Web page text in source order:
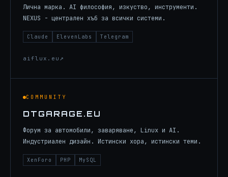
Лична марка. AI философия, изкуство, инструменти.
NEXUS - централен хъб за всички системи.
Claude ElevenLabs Telegram
aiflux.eu
COMMUNITY
DTGARAGE.EU
Форум за автомобили, заваряване, Linux и AI.
Индустриален дизайн. Истински хора, истински теми.
XenForo PHP MySQL